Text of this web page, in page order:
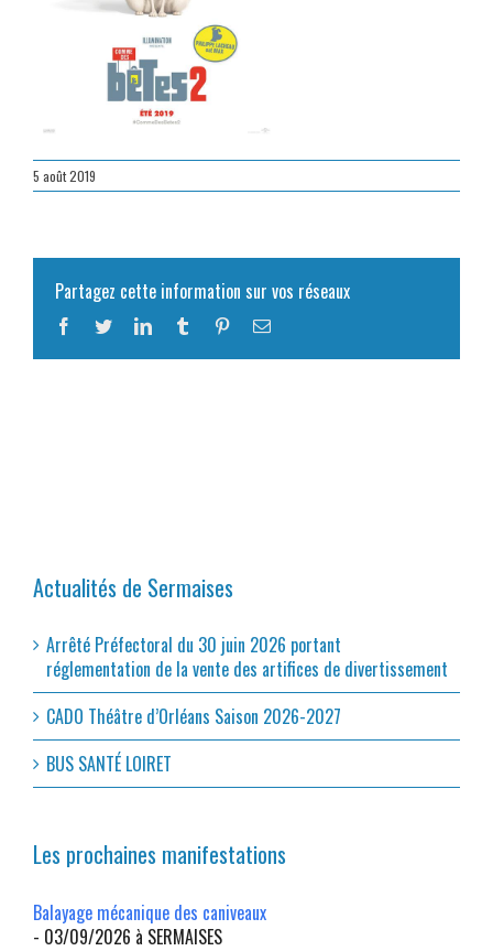
5 août 2019
Partagez cette information sur vos réseaux
Facebook
TwitterLinkedInTumblr PinterestEmail
Actualités de Sermaises
Arrêté Préfectoral du 30 juin 2026 portant
réglementation de la vente des artifices de divertissement
CADO Théâtre d’Orléans Saison 2026-2027
BUS SANTÉ LOIRET
Les prochaines manifestations
Balayage mécanique des caniveaux
- 03/09/2026 à SERMAISES